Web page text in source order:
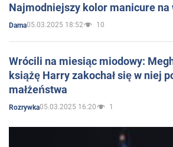
Najmodniejszy kolor manicure
Dama05.03.2025 18:52 10
Wrócili na miesiąc miodowy:
książę Harry zakochał się w niej
małżeństwa
Rozrywka05.03.2025 16:20 1